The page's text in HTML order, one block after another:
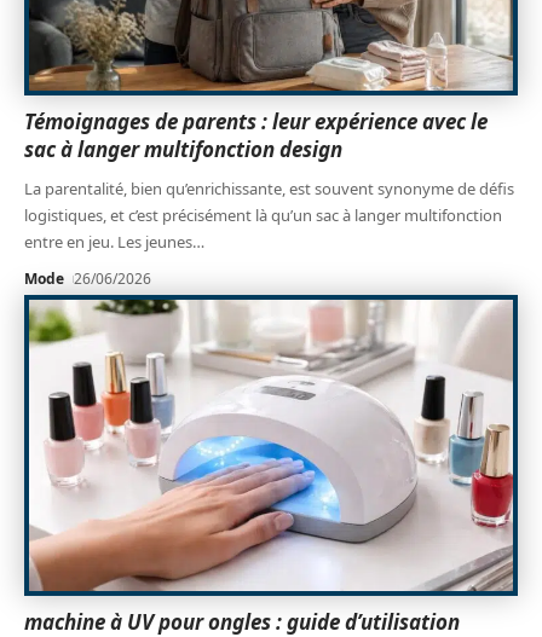
Témoignages de parents : leur expérience avec le
sac à langer multifonction design
La parentalité, bien qu’enrichissante, est souvent synonyme de défis
logistiques, et c’est précisément là qu’un sac à langer multifonction
entre en jeu. Les jeunes…
Mode 26/06/2026
machine à UV pour ongles : guide d’utilisation